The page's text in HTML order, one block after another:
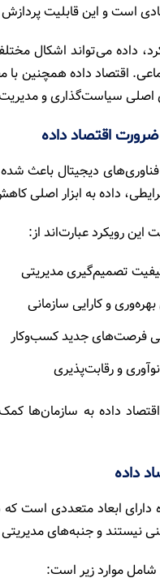
است و این قابلیت
داده می‌تواند اشکال
اقتصاد داده همچنین
اصلی سیاست‌گذاری و
اقتصاد داده
دیجیتال باعث
داده به ابزار اصلی
این رویکرد عبارت‌اند از:
تصمیم‌گیری مدیریتی
و کارایی سازمانی
فرصت‌های جدید کسب‌وکار
و رقابت‌پذیری
داده به سازمان‌ها
داده
دارای ابعاد متعددی است
نیستند و جنبه‌های
شامل موارد زیر است: